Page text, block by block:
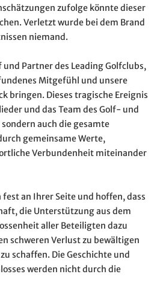
zufolge könnte dieser
Verletzt wurde bei dem Brand
niemand.
und Partner des Leading Golfclubs,
Mitgefühl und unsere
bringen. Dieses tragische Ereignis
und das Team des Golf- und
auch die gesamte
gemeinsame Werte,
Verbundenheit miteinander
an Ihrer Seite und hoffen, dass
die Unterstützung aus dem
aller Beteiligten dazu
schweren Verlust zu bewältigen
schaffen. Die Geschichte und
werden nicht durch die